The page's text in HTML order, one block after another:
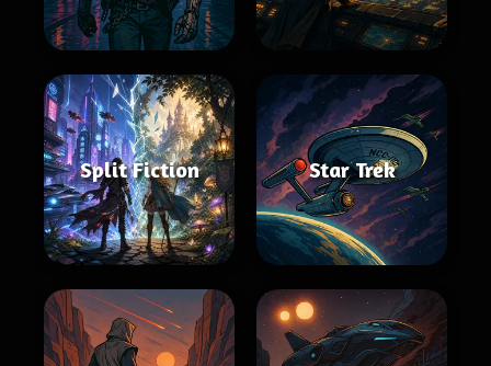
Split Fiction Star Trek